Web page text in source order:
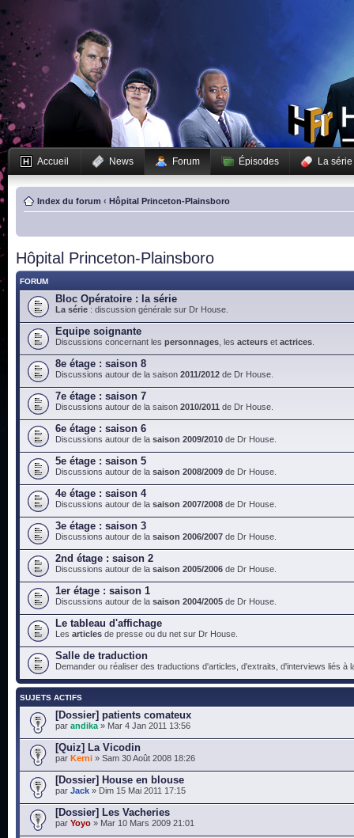
Accueil News Forum Épisodes La série
Index du forum ‹ Hôpital Princeton-Plainsboro
Hôpital Princeton-Plainsboro
FORUM
Bloc Opératoire : la série
La série : discussion générale sur Dr House.
Equipe soignante
Discussions concernant les personnages , les acteurs et actrices
8e étage : saison 8
Discussions autour de la saison 2011/2012 de Dr House.
7e étage : saison 7
Discussions autour de la saison 2010/2011 de Dr House.
6e étage : saison 6
Discussions autour de la saison 2009/2010 de Dr House.
5e étage : saison 5
Discussions autour de la saison 2008/2009 de Dr House.
4e étage : saison 4
Discussions autour de la saison 2007/2008 de Dr House.
3e étage : saison 3
Discussions autour de la saison 2006/2007 de Dr House.
2nd étage : saison 2
Discussions autour de la saison 2005/2006 de Dr House.
1er étage : saison 1
Discussions autour de la saison 2004/2005 de Dr House.
Le tableau d'affichage
Les articles de presse ou du net sur Dr House.
Salle de traduction
Demander ou réaliser des traductions d'articles, d'extraits, d'interviews liés à
SUJETS ACTIFS
[Dossier] patients comateux
par andika » Mar 4 Jan 2011 13:56
[Quiz] La Vicodin
par Kerni » Sam 30 Août 2008 18:26
[Dossier] House en blouse
par Jack » Dim 15 Mai 2011 17:15
[Dossier] Les Vacheries
par Yoyo » Mar 10 Mars 2009 21:01